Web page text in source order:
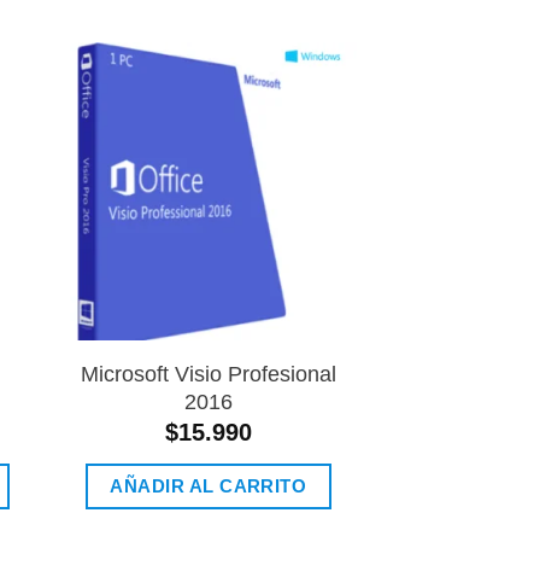
Microsoft Visio Profesional
2016
$15.990
AÑADIR AL CARRITO